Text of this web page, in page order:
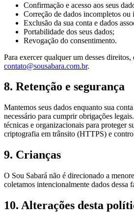
Confirmação e acesso aos seus
Correção de dados incompletos ou
Exclusão da sua conta e dados
Portabilidade dos seus dados;
Revogação do consentimento.
Para exercer qualquer um desses
contato@sousabara.com.br.
8. Retenção e segurança
Mantemos seus dados enquanto sua
necessário para cumprir obrigações
técnicas e organizacionais para proteger
criptografia em trânsito (HTTPS) e
9. Crianças
O Sou Sabará não é direcionado a
coletamos intencionalmente dados dessa
10. Alterações desta